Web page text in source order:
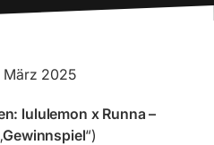
März 2025
lululemon x Runna –
Gewinnspiel“)